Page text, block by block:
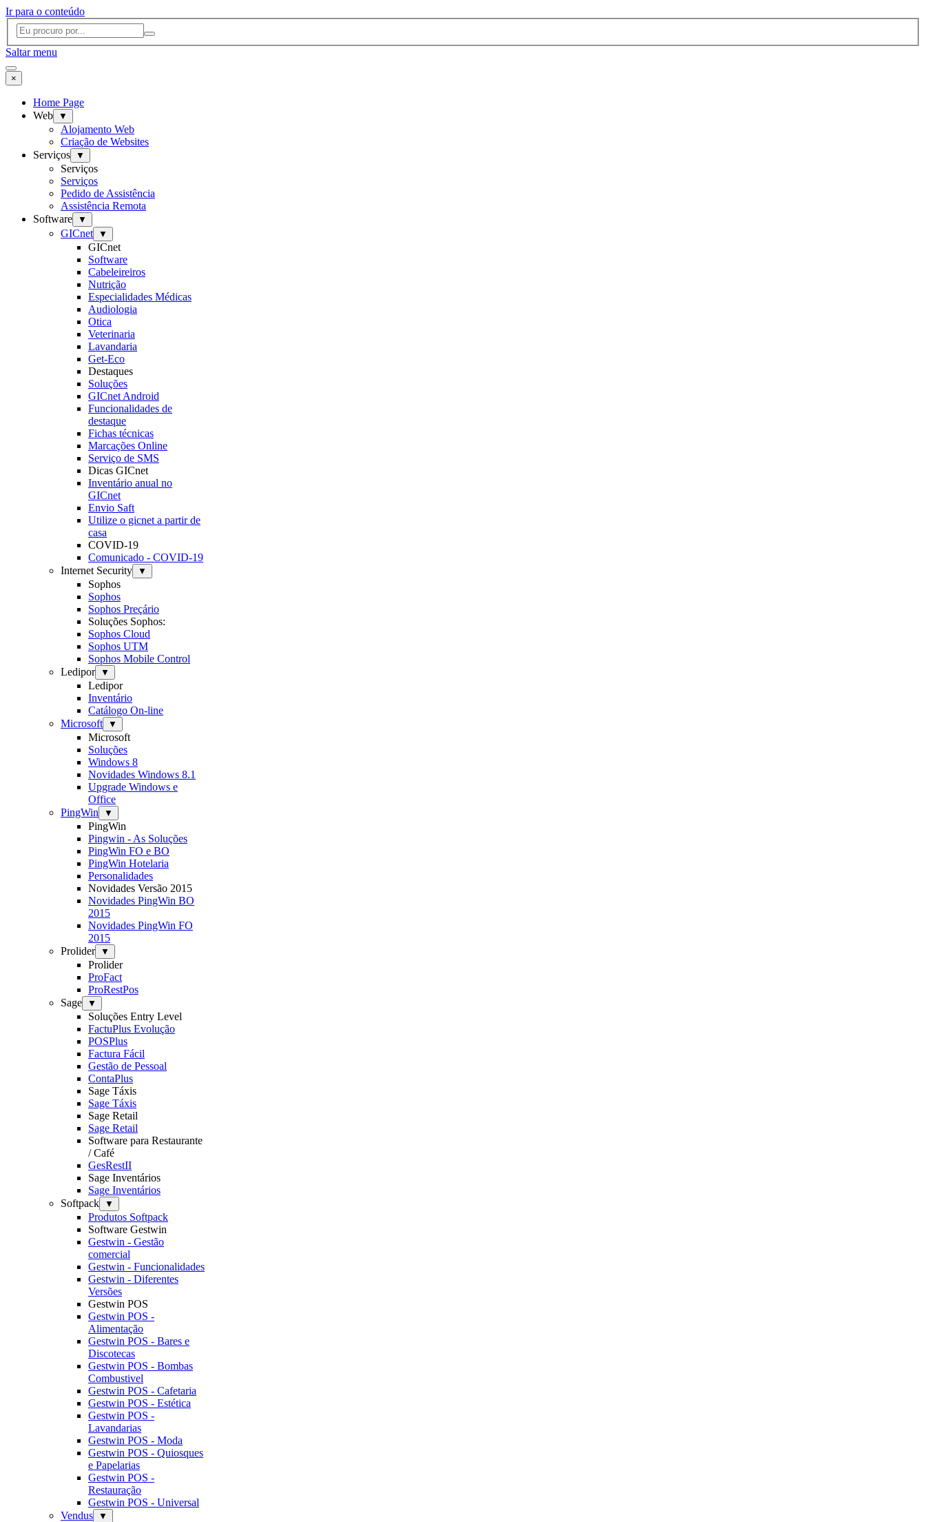
Ir para o conteúdo
Saltar menu
×
Home Page
Web
▼
Alojamento Web
Criação de Websites
Serviços
▼
Serviços
Serviços
Pedido de Assistência
Assistência Remota
Software
▼
GICnet ▼
GICnet
Software
Cabeleireiros
Nutrição
Especialidades Médicas
Audiologia
Otica
Veterinaria
Lavandaria
Get-Eco
Destaques
Soluções
GICnet Android
Funcionalidades de
destaque
Fichas técnicas
Marcações Online
Serviço de SMS
Dicas GICnet
Inventário anual no
GICnet
Envio Saft
Utilize o gicnet a partir de
casa
COVID-19
Comunicado - COVID-19
Internet Security
▼
Sophos
Sophos
Sophos Preçário
Soluções Sophos:
Sophos Cloud
Sophos UTM
Sophos Mobile Control
Ledipor
▼
Ledipor
Inventário
Catálogo On-line
Microsoft
▼
Microsoft
Soluções
Windows 8
Novidades Windows 8.1
Upgrade Windows e
Office
PingWin
▼
PingWin
Pingwin - As Soluções
PingWin FO e BO
PingWin Hotelaria
Personalidades
Novidades Versão 2015
Novidades PingWin BO
2015
Novidades PingWin FO
2015
Prolider
▼
Prolider
ProFact
ProRestPos
Sage
▼
Soluções Entry Level
FactuPlus Evolução
POSPlus
Factura Fácil
Gestão de Pessoal
ContaPlus
Sage Táxis
Sage Táxis
Sage Retail
Sage Retail
Software para Restaurante
/ Café
GesRestII
Sage Inventários
Sage Inventários
Softpack
▼
Produtos Softpack
Software Gestwin
Gestwin - Gestão
comercial
Gestwin - Funcionalidades
Gestwin - Diferentes
Versões
Gestwin POS
Gestwin POS -
Alimentação
Gestwin POS - Bares e
Discotecas
Gestwin POS - Bombas
Combustivel
Gestwin POS - Cafetaria
Gestwin POS - Estética
Gestwin POS -
Lavandarias
Gestwin POS - Moda
Gestwin POS - Quiosques
e Papelarias
Gestwin POS -
Restauração
Gestwin POS - Universal
Vendus
▼